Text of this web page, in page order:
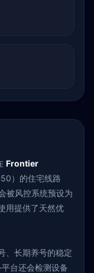
Frontier
）的住宅线路
被风控系统预设为
用提供了天然优
、长期养号的稳定
台还会检测设备